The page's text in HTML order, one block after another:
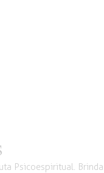
Psicoespiritual. Brinda